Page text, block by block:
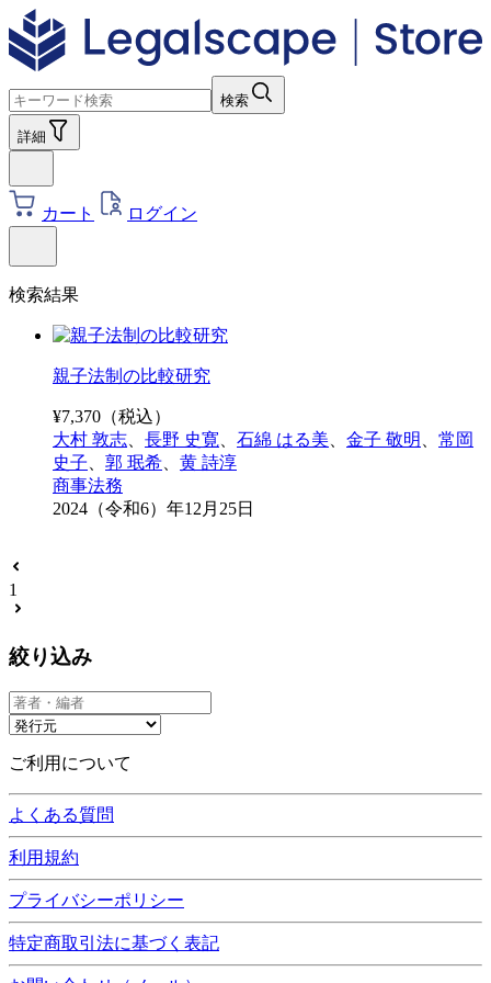
検索
詳細
カート ログイン
検索結果
親子法制の比較研究
¥7,370 （税込）
大村 敦志
長野 史寛 石綿 はる美 金子 敬明
常岡
史子
郭 珉希
黄 詩淳
商事法務
2024（令和6）年12月25日
1
絞り込み
ご利用について
よくある質問
利用規約
プライバシーポリシー
特定商取引法に基づく表記